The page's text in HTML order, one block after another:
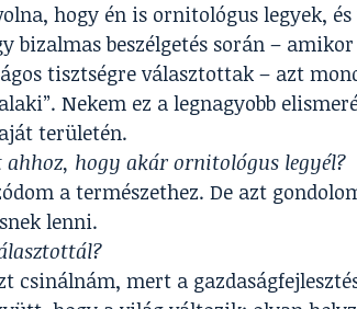
hogy én is ornitológus legyek,
bizalmas beszélgetés során –
tisztségre választottak – azt
Nekem ez a legnagyobb
területén.
ahhoz, hogy akár ornitológus legyél?
a természethez. De azt
lenni.
csinálnám, mert a